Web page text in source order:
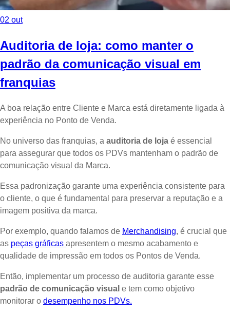
02 out
Auditoria de loja: como manter o
padrão da comunicação visual em
franquias
A boa relação entre Cliente e Marca está diretamente ligada à
experiência no Ponto de Venda.
No universo das franquias, a auditoria de loja é essencial
para assegurar que todos os PDVs mantenham o padrão de
comunicação visual da Marca.
Essa padronização garante uma experiência consistente para
o cliente, o que é fundamental para preservar a reputação e a
imagem positiva da marca.
Por exemplo, quando falamos de Merchandising, é crucial que
as peças gráficas apresentem o mesmo acabamento e
qualidade de impressão em todos os Pontos de Venda.
Então, implementar um processo de auditoria garante esse
padrão de comunicação visual e tem como objetivo
monitorar o desempenho nos PDVs.